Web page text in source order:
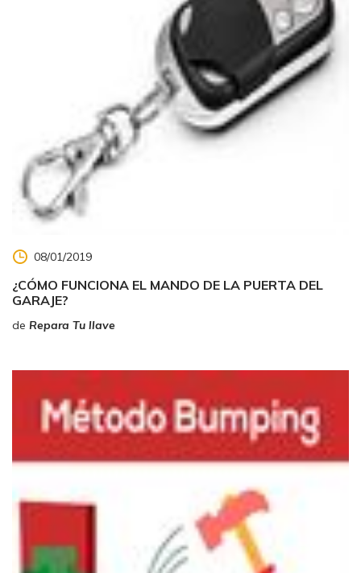
08/01/2019
¿CÓMO FUNCIONA EL MANDO DE LA PUERTA DEL
GARAJE?
de Repara Tu llave